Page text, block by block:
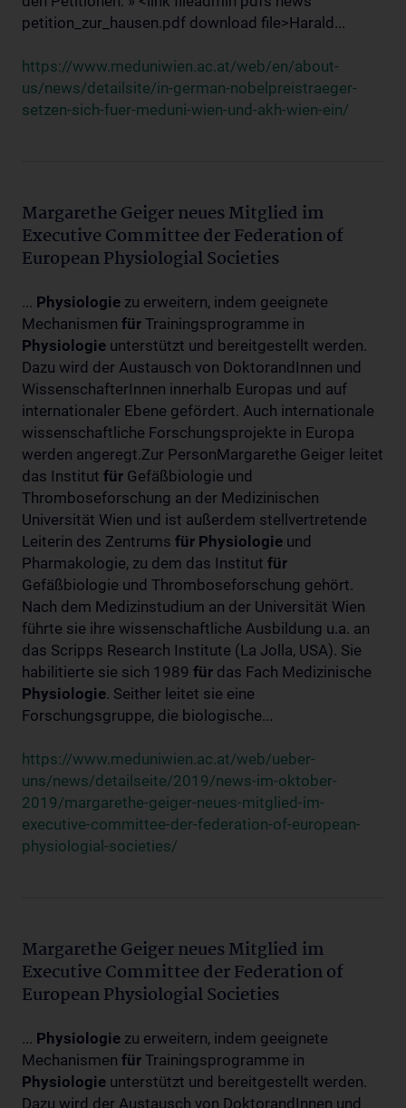
petition_zur_hausen.pdf download file>Harald...
https://www.meduniwien.ac.at/web/en/about-
us/news/detailsite/in-german-nobelpreistraeger-
setzen-sich-fuer-meduni-wien-und-akh-wien-ein/
Margarethe Geiger neues Mitglied im
Executive Committee der Federation of
European Physiologial Societies
... Physiologie zu erweitern, indem geeignete
Mechanismen für Trainingsprogramme in
Physiologie unterstützt und bereitgestellt werden.
Dazu wird der Austausch von DoktorandInnen und
WissenschafterInnen innerhalb Europas und auf
internationaler Ebene gefördert. Auch internationale
wissenschaftliche Forschungsprojekte in Europa
werden angeregt.Zur PersonMargarethe Geiger leitet
das Institut für Gefäßbiologie und
Thromboseforschung an der Medizinischen
Universität Wien und ist außerdem stellvertretende
Leiterin des Zentrums für Physiologie und
Pharmakologie, zu dem das Institut für
Gefäßbiologie und Thromboseforschung gehört.
Nach dem Medizinstudium an der Universität Wien
führte sie ihre wissenschaftliche Ausbildung u.a. an
das Scripps Research Institute (La Jolla, USA). Sie
habilitierte sie sich 1989 für das Fach Medizinische
Physiologie. Seither leitet sie eine
Forschungsgruppe, die biologische...
https://www.meduniwien.ac.at/web/ueber-
uns/news/detailseite/2019/news-im-oktober-
2019/margarethe-geiger-neues-mitglied-im-
executive-committee-der-federation-of-european-
physiologial-societies/
Margarethe Geiger neues Mitglied im
Executive Committee der Federation of
European Physiologial Societies
... Physiologie zu erweitern, indem geeignete
Mechanismen für Trainingsprogramme in
Physiologie unterstützt und bereitgestellt werden.
Dazu wird der Austausch von DoktorandInnen und